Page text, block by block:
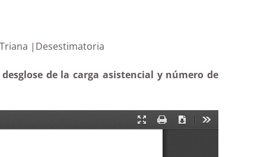
|Desestimatoria
de la carga asistencial y número de